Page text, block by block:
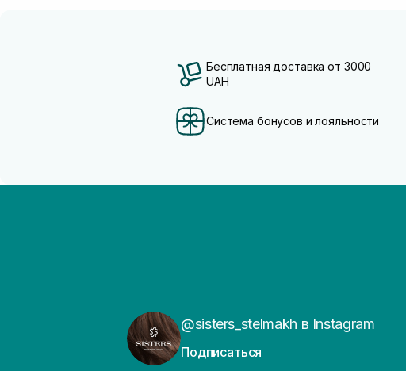
Бесплатная доставка от 3000
UAH
Система бонусов и лояльности
@sisters_stelmakh в Instagram
Подписаться